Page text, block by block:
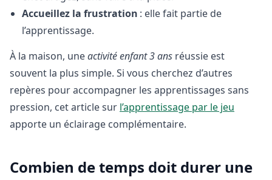
Accueillez la frustration : elle fait partie de
l’apprentissage.
À la maison, uneactivité enfant 3 ans réussie est
souvent la plus simple. Si vous cherchez d’autres
repères pour accompagner les apprentissages sans
pression, cet article sur l’apprentissage par le jeu
apporte un éclairage complémentaire.
Combien de temps doit durer une